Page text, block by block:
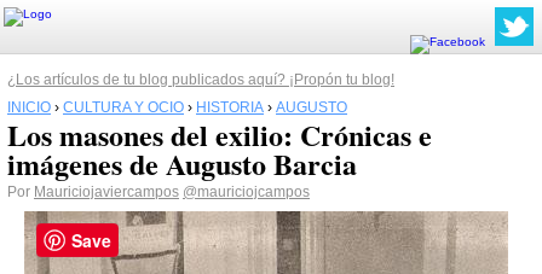
¿Los artículos de tu blog publicados aquí? ¡Propón tu blog!
INICIO › CULTURA Y OCIO › HISTORIA › AUGUSTO
Los masones del exilio: Crónicas e
imágenes de Augusto Barcia
Por Mauriciojaviercampos @mauriciojcampos
Save